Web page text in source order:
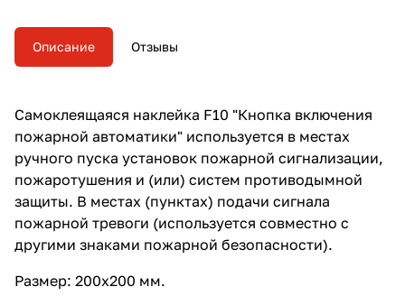
местах (пунктах) подачи
сигнала пожарной тревоги
(используется совместно с
Описание Отзывы
Самоклеящаяся наклейка F10 "Кнопка включения
пожарной автоматики" используется в местах
ручного пуска установок пожарной сигнализации,
пожаротушения и (или) систем противодымной
защиты. В местах (пунктах) подачи сигнала
пожарной тревоги (используется совместно с
другими знаками пожарной безопасности).
Размер: 200х200 мм.